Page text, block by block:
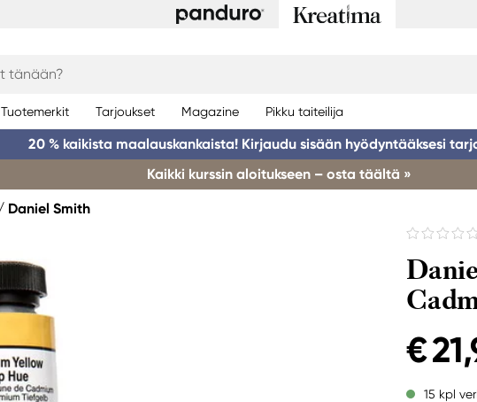
Tuotemerkit Tarjoukset Magazine Pikku taiteilija
20 % kaikista maalauskankaista! Kirjaudu sisään hyödyntääksesi
Kaikki kurssin aloitukseen – osta täältä »
Daniel Smith
€
15 kpl